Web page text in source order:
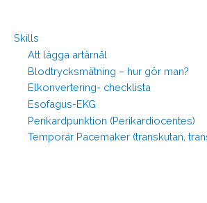
Skills
Att lägga artärnål
Blodtrycksmätning – hur gör man?
Elkonvertering- checklista
Esofagus-EKG
Perikardpunktion (Perikardiocentes)
Temporär Pacemaker (transkutan,